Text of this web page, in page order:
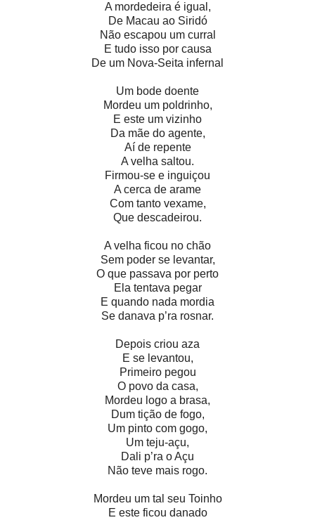
A mordedeira é igual,
De Macau ao Siridó
Não escapou um curral
E tudo isso por causa
De um Nova-Seita infernal
Um bode doente
Mordeu um poldrinho,
E este um vizinho
Da mãe do agente,
Aí de repente
A velha saltou.
Firmou-se e inguiçou
A cerca de arame
Com tanto vexame,
Que descadeirou.
A velha ficou no chão
Sem poder se levantar,
O que passava por perto
Ela tentava pegar
E quando nada mordia
Se danava p’ra rosnar.
Depois criou aza
E se levantou,
Primeiro pegou
O povo da casa,
Mordeu logo a brasa,
Dum tição de fogo,
Um pinto com gogo,
Um teju-açu,
Dali p’ra o Açu
Não teve mais rogo.
Mordeu um tal seu Toinho
E este ficou danado